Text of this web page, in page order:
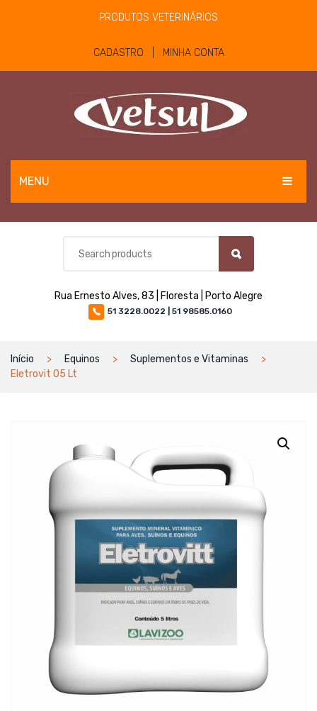
PRODUTOS VETERINÁRIOS
CADASTRO | MINHA CONTA
MENU
EQUINOS
BOVINOS E OVINOS
MATERIAIS E EQUIPAMENTOS
Rua Ernesto Alves, 83 | Floresta | Porto Alegre
51 3228.0022 | 51 98585.0160
Início Equinos
Suplementos e Vitaminas
Eletrovit 05 Lt